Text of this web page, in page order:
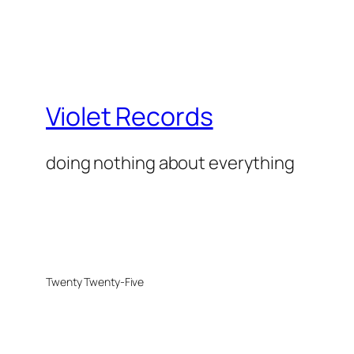
Violet Records
doing nothing about everything
Twenty Twenty-Five